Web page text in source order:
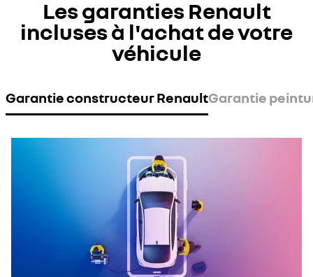
Les garanties Renault
incluses à l'achat de votre
véhicule
Garantie constructeur RenaultGarantie